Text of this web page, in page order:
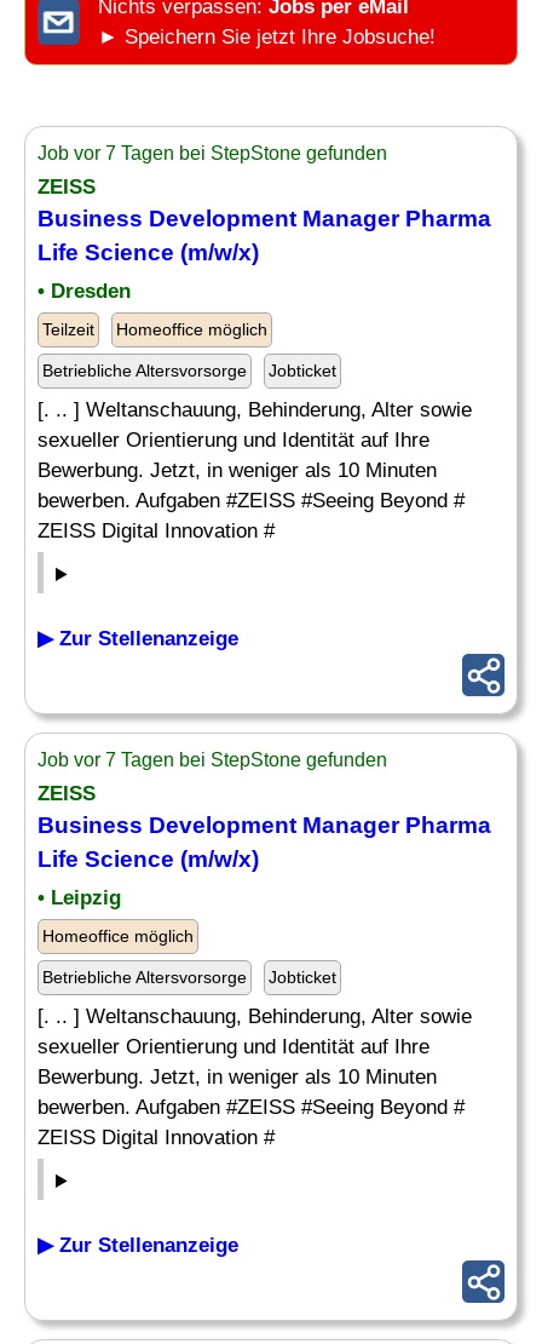
Nichts verpassen: Jobs per eMail
► Speichern Sie jetzt Ihre Jobsuche!
Job vor 7 Tagen bei StepStone gefunden
ZEISS
Business Development Manager Pharma
Life Science (m/w/x)
• Dresden
Teilzeit Homeoffice möglich
Betriebliche Altersvorsorge Jobticket
[. .. ] Weltanschauung, Behinderung, Alter sowie
sexueller Orientierung und Identität auf Ihre
Bewerbung. Jetzt, in weniger als 10 Minuten
bewerben. Aufgaben #ZEISS #Seeing Beyond #
ZEISS Digital Innovation #
▶ Zur Stellenanzeige
Job vor 7 Tagen bei StepStone gefunden
ZEISS
Business Development Manager Pharma
Life Science (m/w/x)
• Leipzig
Homeoffice möglich
Betriebliche Altersvorsorge Jobticket
[. .. ] Weltanschauung, Behinderung, Alter sowie
sexueller Orientierung und Identität auf Ihre
Bewerbung. Jetzt, in weniger als 10 Minuten
bewerben. Aufgaben #ZEISS #Seeing Beyond #
ZEISS Digital Innovation #
▶ Zur Stellenanzeige